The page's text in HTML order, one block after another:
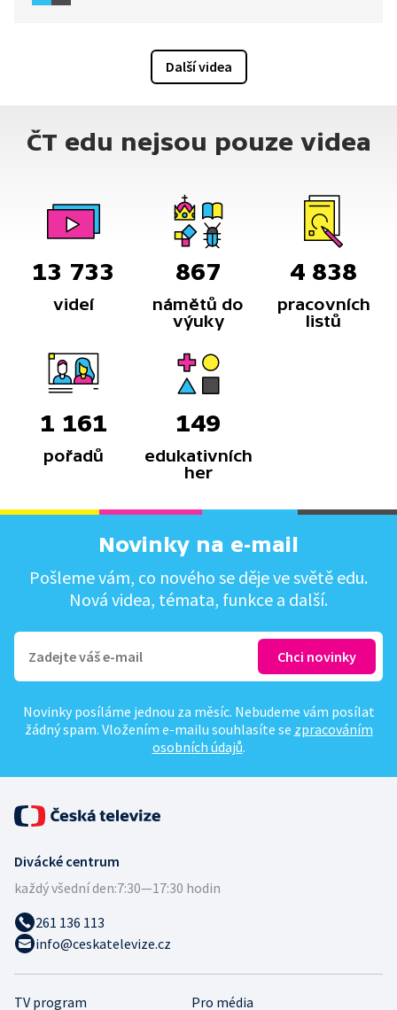
sem přišli již ve 12. století. Nakonec se vydáme
Další videa
ČT edu nejsou pouze videa
13 733
videí
867
námětů do
výuky
4 838
pracovních
listů
1 161
pořadů
149
edukativních
her
Novinky na e-mail
Pošleme vám, co nového se děje ve světě edu.
Nová videa, témata, funkce a další.
Novinky posíláme jednou za měsíc. Nebudeme vám posílat
žádný spam. Vložením e-mailu souhlasíte se zpracováním
osobních údajů.